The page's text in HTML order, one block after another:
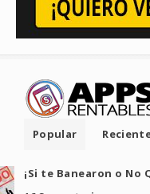
Popular
¡Si te Banearon o No